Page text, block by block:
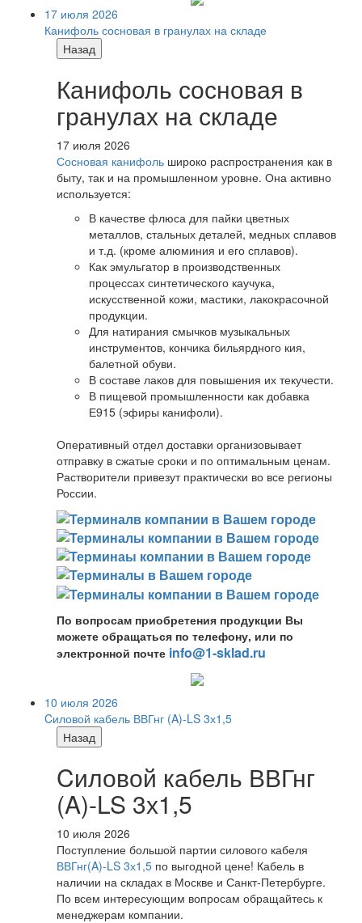
17 июля 2026
Канифоль сосновая в гранулах на складе
Назад
Канифоль сосновая в
гранулах на складе
17 июля 2026
Сосновая канифоль широко распространения как в
быту, так и на промышленном уровне. Она активно
используется:
В качестве флюса для пайки цветных
металлов, стальных деталей, медных сплавов
и т.д. (кроме алюминия и его сплавов).
Как эмульгатор в производственных
процессах синтетического каучука,
искусственной кожи, мастики, лакокрасочной
продукции.
Для натирания смычков музыкальных
инструментов, кончика бильярдного кия,
балетной обуви.
В составе лаков для повышения их текучести.
В пищевой промышленности как добавка
Е915 (эфиры канифоли).
Оперативный отдел доставки организовывает
отправку в сжатые сроки и по оптимальным ценам.
Растворители привезут практически во все регионы
России.
По вопросам приобретения продукции Вы
можете обращаться по телефону, или по
электронной почте info@1-sklad.ru
10 июля 2026
Cиловой кабель ВВГнг (A)-LS 3х1,5
Назад
Cиловой кабель ВВГнг
(A)-LS 3х1,5
10 июля 2026
Поступление большой партии силового кабеля
ВВГнг(A)-LS 3х1,5 по выгодной цене! Кабель в
наличии на складах в Москве и Санкт-Петербурге.
По всем интересующим вопросам обращайтесь к
менеджерам компании.